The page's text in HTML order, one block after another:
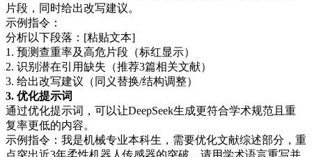
片段，同时给出改写建议。
示例指令：
分析以下段落：[粘贴文本]
1. 预测查重率及高危片段（标红显示）
2. 识别潜在引用缺失（推荐3篇相关文献）
3. 给出改写建议（同义替换/结构调整）
3. 优化提示词
通过优化提示词，可以让DeepSeek生成更符合学术规范且重
复率更低的内容。
示例指令：我是机械专业本科生，需要优化文献综述部分，重
点突出近3年柔性机器人传感器的突破，请用学术语言重写并